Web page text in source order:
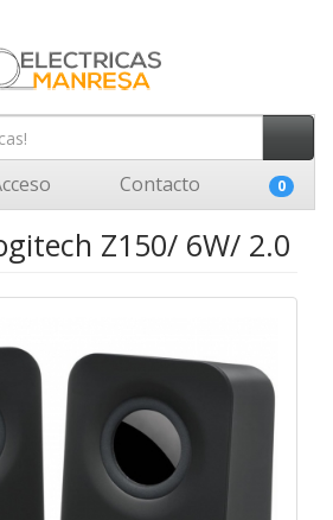
Contacto 0
Z150/ 6W/ 2.0